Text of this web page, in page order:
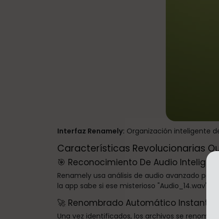
Interfaz Renamely: Organización inteligente
Características Revolucionarias
🎯 Reconocimiento De Audio Inteligente
Renamely usa análisis de audio avanzado
la app sabe si ese misterioso "Audio_14.wav"
🚀 Renombrado Automático
Una vez identificados, los archivos se